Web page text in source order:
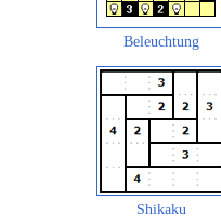
Beleuchtung
Shikaku